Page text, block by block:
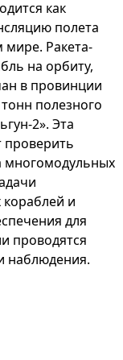
как
полета
мире. Ракета-
на орбиту,
в провинции
полезного
2». Эта
проверить
многомодульных
и
для
проводятся
наблюдения.